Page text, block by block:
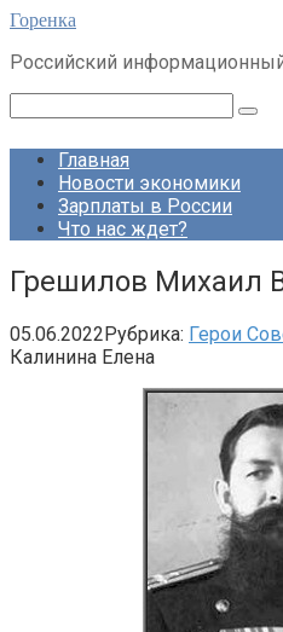
Перейти
контенту
Горенка
Российский
Главная
Новости экономики
Зарплаты в России
Что нас ждет?
Грешилов Михаил
05.06.2022Рубрика: Герои
Калинина Елена